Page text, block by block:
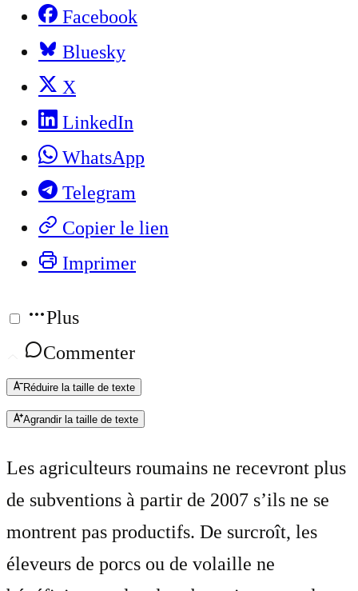
Facebook
Bluesky
X
LinkedIn
WhatsApp
Telegram
Copier le lien
Imprimer
Plus
Commenter
Réduire la taille de texte
Agrandir la taille de texte
Les agriculteurs roumains ne recevront plus
de subventions à partir de 2007 s’ils ne se
montrent pas productifs. De surcroît, les
éleveurs de porcs ou de volaille ne